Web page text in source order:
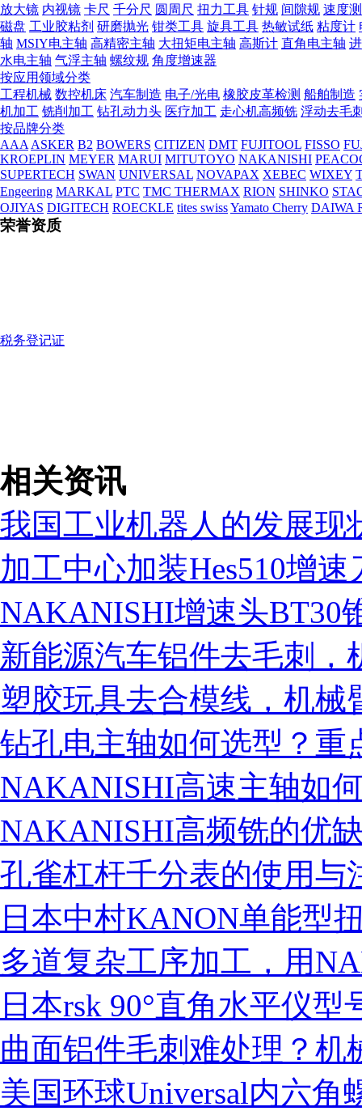
放大镜 内视镜 卡尺 千分尺 圆周尺 扭力工具 针规 间隙规 速度
磁盘 工业胶粘剂 研磨抛光 钳类工具 旋具工具 热敏试纸 粘度计
轴 MSIY电主轴 高精密主轴 大扭矩电主轴 高斯计 直角电主轴
水电主轴 气浮主轴 螺纹规 角度增速器
按应用领域分类
工程机械 数控机床 汽车制造 电子/光电 橡胶皮革检测 船舶制造
机加工 铣削加工 钻孔动力头 医疗加工 走心机高频铣 浮动去毛
按品牌分类
AAA ASKER B2 BOWERS CITIZEN DMT FUJITOOL FISSO
KROEPLIN MEYER MARUI MITUTOYO NAKANISHI
SUPERTECH SWAN UNIVERSAL NOVAPAX XEBEC WIXEY
Engeering MARKAL PTC TMC THERMAX RION SHINKO
OJIYAS DIGITECH ROECKLE tites swissYamato Cherry DAIWA
荣誉资质
营业执照
相关资讯
我国工业机器人的发展现
加工中心加装Hes510增
NAKANISHI增速头BT30
新能源汽车铝件去毛刺
塑胶玩具去合模线，机
钻孔电主轴如何选型？重
NAKANISHI高速主轴如
NAKANISHI高频铣的优
孔雀杠杆千分表的使用与
日本中村KANON单能型
多道复杂工序加工，用
日本rsk 90°直角水平仪型
曲面铝件毛刺难处理？机
美国环球Universal内六角